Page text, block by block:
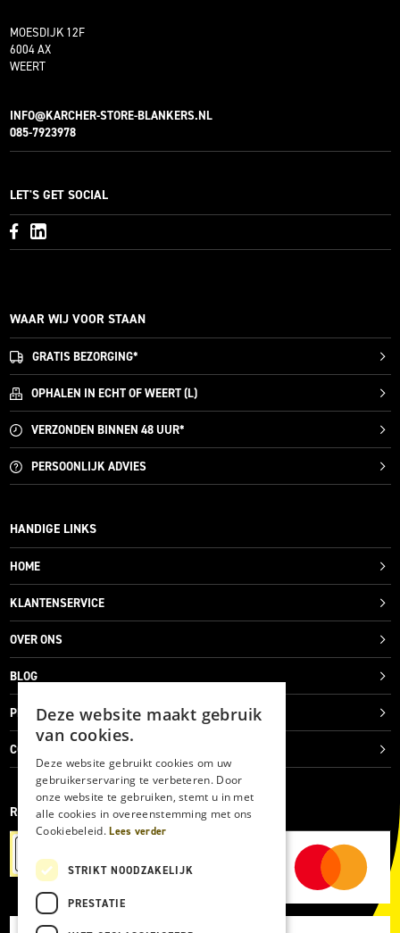
MOESDIJK 12F
6004 AX
WEERT
INFO@KARCHER-STORE-BLANKERS.NL
085-7923978
LET'S GET SOCIAL
WAAR WIJ VOOR STAAN
GRATISBEZORGING*
OPHALEN IN ECHT OF WEERT (L)
VERZONDEN BINNEN 48 UUR*
PERSOONLIJKADVIES
HANDIGE LINKS
HOME
KLANTENSERVICE
OVER ONS
BLOG
PRIVACYVERKLARING
COOKIES
REVIEWMERK
Deze website maakt gebruik
van cookies.
Deze website gebruikt cookies om uw
gebruikerservaring te verbeteren. Door
onze website te gebruiken, stemt u in met
alle cookies in overeenstemming met ons
Cookiebeleid.Lees verder
STRIKT NOODZAKELIJK
PRESTATIE